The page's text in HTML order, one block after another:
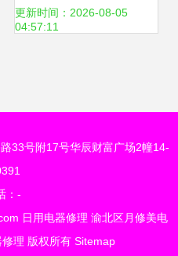
反复重启故障检修
更新时间：2026-08-05
04:57:11
33号附17号华辰财富广场2幢14-
：-
日用电器修理 渝北区月修美电
修理 版权所有 Sitemap